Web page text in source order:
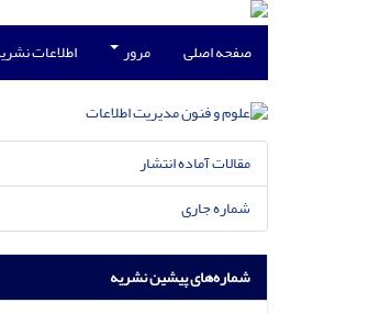
صفحه اصلی مرور اطلاعات
مقالات آماده انتشار
شماره جاری
شماره‌های پیشین نشریه